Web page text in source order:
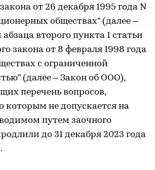
от 26 декабря 1995 года N
обществах" (далее –
второго пункта 1 статьи
закона от 8 февраля 1998 года
с ограниченной
(далее – Закон об ООО),
перечень вопросов,
которым не допускается на
путем заочного
до 31 декабря 2023 года